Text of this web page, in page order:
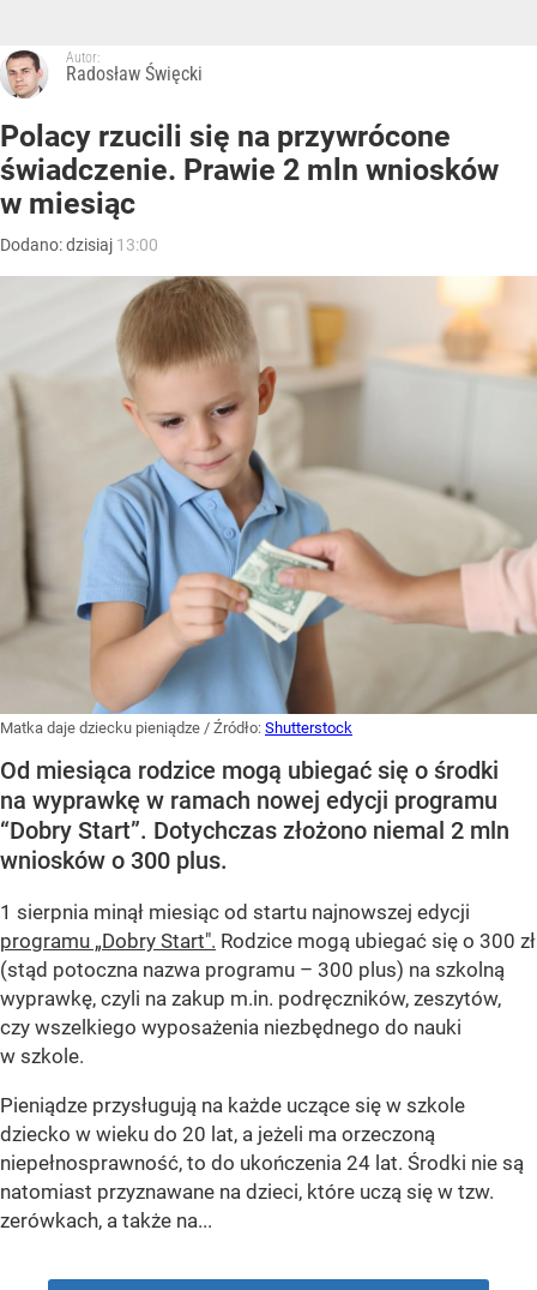
Autor:
Radosław Święcki
Polacy rzucili się na przywrócone
świadczenie. Prawie 2 mln wniosków
w miesiąc
Dodano:dzisiaj 13:00
Matka daje dziecku pieniądze / Źródło: Shutterstock
Od miesiąca rodzice mogą ubiegać się o środki
na wyprawkę w ramach nowej edycji programu
“Dobry Start”. Dotychczas złożono niemal 2 mln
wniosków o 300 plus.
1 sierpnia minął miesiąc od startu najnowszej edycji
programu „Dobry Start". Rodzice mogą ubiegać się o 300 zł
(stąd potoczna nazwa programu – 300 plus) na szkolną
wyprawkę, czyli na zakup m.in. podręczników, zeszytów,
czy wszelkiego wyposażenia niezbędnego do nauki
w szkole.
Pieniądze przysługują na każde uczące się w szkole
dziecko w wieku do 20 lat, a jeżeli ma orzeczoną
niepełnosprawność, to do ukończenia 24 lat. Środki nie są
natomiast przyznawane na dzieci, które uczą się w tzw.
zerówkach, a także na...